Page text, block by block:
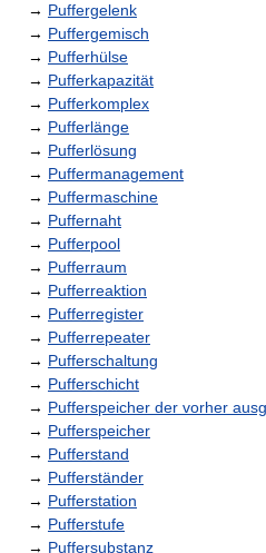
→ Puffergelenk
→ Puffergemisch
→ Pufferhülse
→ Pufferkapazität
→ Pufferkomplex
→ Pufferlänge
→ Pufferlösung
→ Puffermanagement
→ Puffermaschine
→ Puffernaht
→ Pufferpool
→ Pufferraum
→ Pufferreaktion
→ Pufferregister
→ Pufferrepeater
→ Pufferschaltung
→ Pufferschicht
→ Pufferspeicher der vorher
→ Pufferspeicher
→ Pufferstand
→ Pufferständer
→ Pufferstation
→ Pufferstufe
→ Puffersubstanz